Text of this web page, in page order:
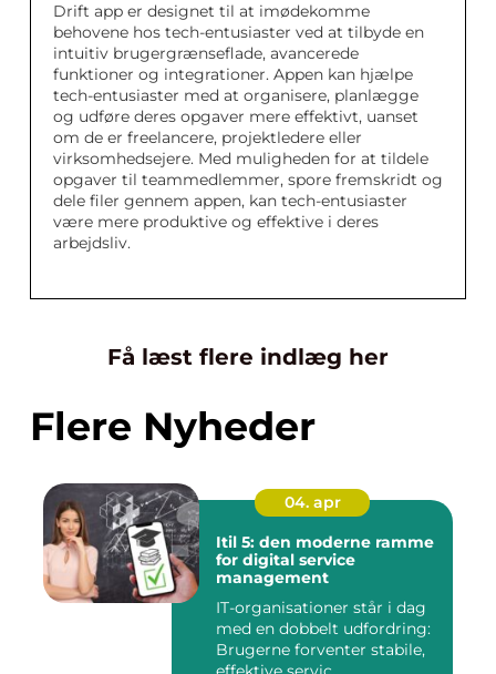
Drift app er designet til at imødekomme
behovene hos tech-entusiaster ved at tilbyde en
intuitiv brugergrænseflade, avancerede
funktioner og integrationer. Appen kan hjælpe
tech-entusiaster med at organisere, planlægge
og udføre deres opgaver mere effektivt, uanset
om de er freelancere, projektledere eller
virksomhedsejere. Med muligheden for at tildele
opgaver til teammedlemmer, spore fremskridt og
dele filer gennem appen, kan tech-entusiaster
være mere produktive og effektive i deres
arbejdsliv.
Få læst flere indlæg her
Flere Nyheder
04. apr
Itil 5: den moderne ramme
for digital service
management
IT-organisationer står i dag
med en dobbelt udfordring:
Brugerne forventer stabile,